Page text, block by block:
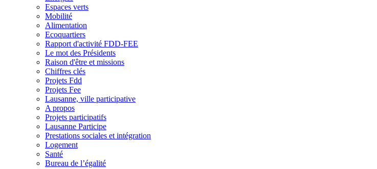
Espaces verts
Mobilité
Alimentation
Ecoquartiers
Rapport d'activité FDD-FEE
Le mot des Présidents
Raison d'être et missions
Chiffres clés
Projets Fdd
Projets Fee
Lausanne, ville participative
A propos
Projets participatifs
Lausanne Participe
Prestations sociales et intégration
Logement
Santé
Bureau de l’égalité